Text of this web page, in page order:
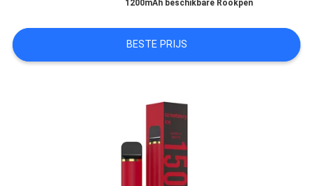
1200mAh beschikbare Rookpen
BESTE PRIJS